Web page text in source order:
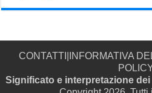
CONTATTI INFORMATIVA
Significato e interpretazione